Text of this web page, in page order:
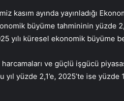
kasım ayında yayınladığı
büyüme tahmininin yüzde
yılı küresel ekonomik büyüme
ve güçlü işgücü
yüzde 2,1’e, 2025’te ise yüzde